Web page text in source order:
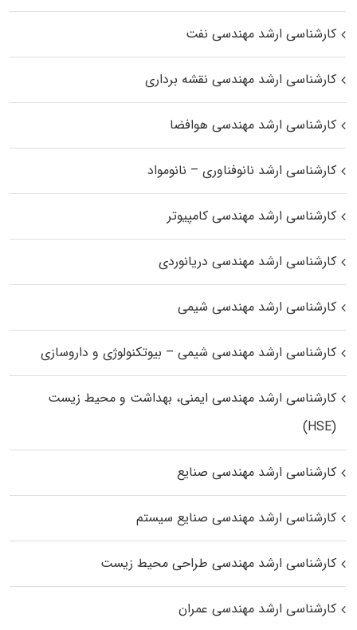
کارشناسی ارشد مهندسی نفت
کارشناسی ارشد مهندسی نقشه برداری
کارشناسی ارشد مهندسی هوافضا
کارشناسی ارشد نانوفناوری – نانومواد
کارشناسی ارشد مهندسی کامپیوتر
کارشناسی ارشد مهندسی دریانوردی
کارشناسی ارشد مهندسی شیمی
کارشناسی ارشد مهندسی شیمی – بیوتکنولوژی و داروسازی
کارشناسی ارشد مهندسی ایمنی، بهداشت و محیط زیست
(HSE)
کارشناسی ارشد مهندسی صنایع
کارشناسی ارشد مهندسی صنایع سیستم
کارشناسی ارشد مهندسی طراحی محیط زیست
کارشناسی ارشد مهندسی عمران